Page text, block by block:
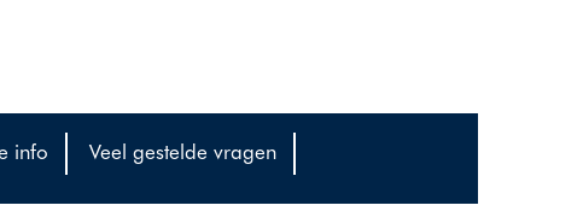
info Veel gestelde vragen